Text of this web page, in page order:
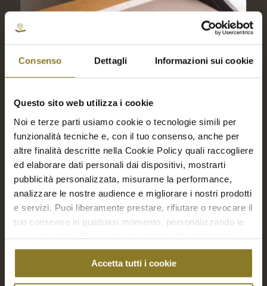
Consenso Dettagli Informazioni sui cookie
Questo sito web utilizza i cookie
Noi e terze parti usiamo cookie o tecnologie simili per
funzionalità tecniche e, con il tuo consenso, anche per
altre finalità descritte nella Cookie Policy quali raccogliere
ed elaborare dati personali dai dispositivi, mostrarti
pubblicità personalizzata, misurarne la performance,
analizzare le nostre audience e migliorare i nostri prodotti
e servizi. Puoi liberamente prestare, rifiutare o revocare il
tuo consenso in qualsiasi momento, personalizzando le
tue preferenze. Cliccando sul pulsante "Accetta tutti i
cookie" acconsenti all'uso di tali tecnologie per tutte le
finalità indicate. Cliccando sul pulsante "Accetta cookie
tecnici" acconsenti all'uso dei soli cookie tecnici.
Accetta tutti i cookie
Bicchierini aperitivo di risi grani e… | 30 Pz.